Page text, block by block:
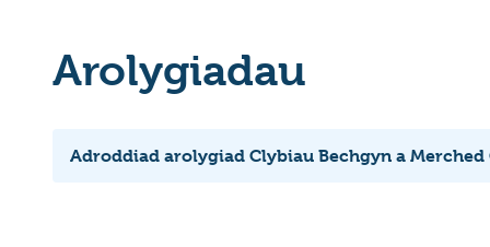
Arolygiadau
Adroddiad arolygiad Clybiau Bechgyn a Merched